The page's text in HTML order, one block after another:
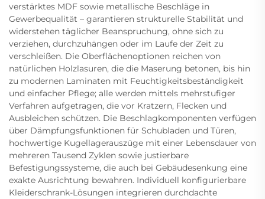
verstärktes MDF sowie metallische Beschläge in
Gewerbequalität – garantieren strukturelle Stabilität und
widerstehen täglicher Beanspruchung, ohne sich zu
verziehen, durchzuhängen oder im Laufe der Zeit zu
verschleißen. Die Oberflächenoptionen reichen von
natürlichen Holzlasuren, die die Maserung betonen, bis hin
zu modernen Laminaten mit Feuchtigkeitsbeständigkeit
und einfacher Pflege; alle werden mittels mehrstufiger
Verfahren aufgetragen, die vor Kratzern, Flecken und
Ausbleichen schützen. Die Beschlagkomponenten verfügen
über Dämpfungsfunktionen für Schubladen und Türen,
hochwertige Kugellagerauszüge mit einer Lebensdauer von
mehreren Tausend Zyklen sowie justierbare
Befestigungssysteme, die auch bei Gebäudesenkung eine
exakte Ausrichtung bewahren. Individuell konfigurierbare
Kleiderschrank-Lösungen integrieren durchdachte